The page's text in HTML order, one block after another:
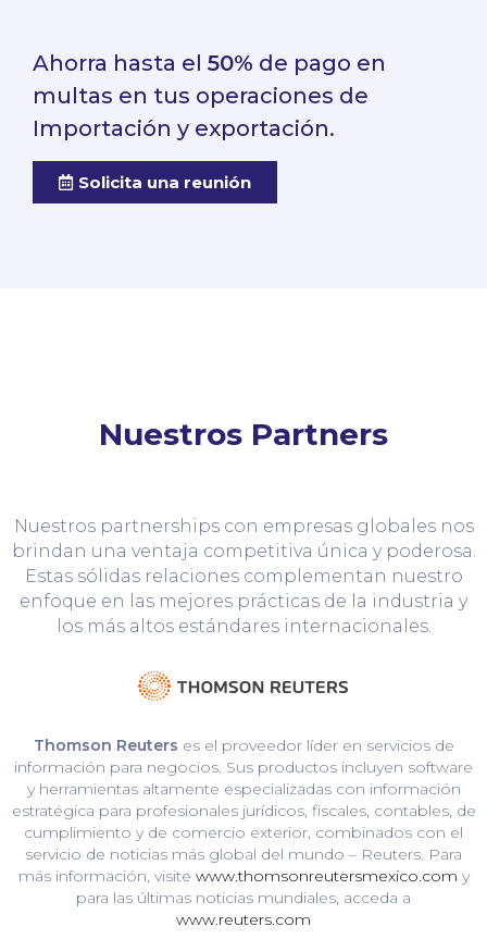
Ahorra hasta el 50% de pago en
multas en tus operaciones de
Importación y exportación.
Solicita una reunión
Nuestros Partners
Nuestros partnerships con empresas globales nos
brindan una ventaja competitiva única y poderosa.
Estas sólidas relaciones complementan nuestro
enfoque en las mejores prácticas de la industria y
los más altos estándares internacionales.
Thomson Reuters es el proveedor líder en servicios de
información para negocios. Sus productos incluyen software
y herramientas altamente especializadas con información
estratégica para profesionales jurídicos, fiscales, contables, de
cumplimiento y de comercio exterior, combinados con el
servicio de noticias más global del mundo – Reuters. Para
más información, visite www.thomsonreutersmexico.com y
para las últimas noticias mundiales, acceda a
www.reuters.com